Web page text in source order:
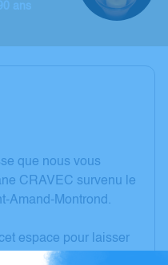
ans
que nous vous
CRAVEC survenu le
Amand-Montrond.
espace pour laisser
photos souvenirs,